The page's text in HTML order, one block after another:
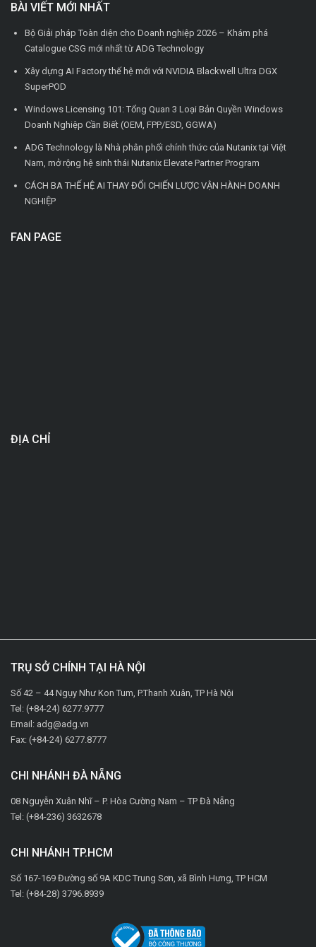
BÀI VIẾT MỚI NHẤT
Bộ Giải pháp Toàn diện cho Doanh nghiệp 2026 – Khám phá
Catalogue CSG mới nhất từ ADG Technology
Xây dựng AI Factory thế hệ mới với NVIDIA Blackwell Ultra DGX
SuperPOD
Windows Licensing 101: Tổng Quan 3 Loại Bản Quyền Windows
Doanh Nghiệp Cần Biết (OEM, FPP/ESD, GGWA)
ADG Technology là Nhà phân phối chính thức của Nutanix tại Việt
Nam, mở rộng hệ sinh thái Nutanix Elevate Partner Program
CÁCH BA THẾ HỆ AI THAY ĐỔI CHIẾN LƯỢC VẬN HÀNH DOANH
NGHIỆP
FAN PAGE
ĐỊA CHỈ
TRỤ SỞ CHÍNH TẠI HÀ NỘI
Số 42 – 44 Ngụy Như Kon Tum, P.Thanh Xuân, TP Hà Nội
Tel: (+84-24) 6277.9777
Email: adg@adg.vn
Fax: (+84-24) 6277.8777
CHI NHÁNH ĐÀ NẴNG
08 Nguyễn Xuân Nhĩ – P. Hòa Cường Nam – TP Đà Nẵng
Tel: (+84-236) 3632678
CHI NHÁNH TP.HCM
Số 167-169 Đường số 9A KDC Trung Sơn, xã Bình Hưng, TP HCM
Tel: (+84-28) 3796.8939